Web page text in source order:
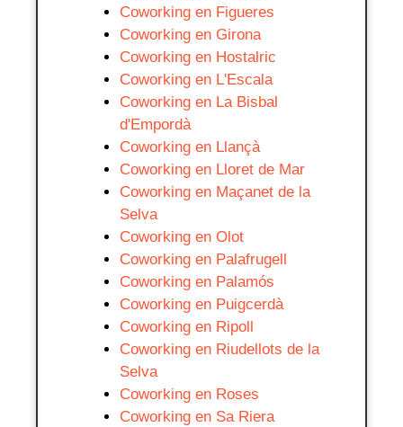
Coworking en Figueres
Coworking en Girona
Coworking en Hostalric
Coworking en L'Escala
Coworking en La Bisbal
d'Empordà
Coworking en Llançà
Coworking en Lloret de Mar
Coworking en Maçanet de la
Selva
Coworking en Olot
Coworking en Palafrugell
Coworking en Palamós
Coworking en Puigcerdà
Coworking en Ripoll
Coworking en Riudellots de la
Selva
Coworking en Roses
Coworking en Sa Riera